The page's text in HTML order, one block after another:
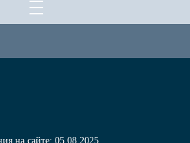
на сайте: 05.08.2025